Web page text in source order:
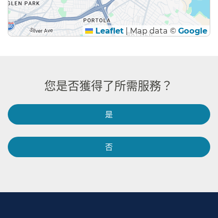
Leaflet |Map data © Google
您是否獲得了所需服務？​​
是​​
否​​